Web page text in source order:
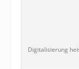
Digitalisierung